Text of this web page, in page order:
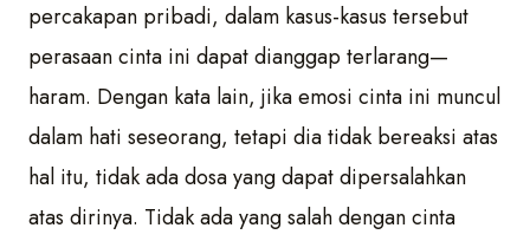
percakapan pribadi, dalam kasus-kasus tersebut
perasaan cinta ini dapat dianggap terlarang—
haram. Dengan kata lain, jika emosi cinta ini muncul
dalam hati seseorang, tetapi dia tidak bereaksi atas
hal itu, tidak ada dosa yang dapat dipersalahkan
atas dirinya. Tidak ada yang salah dengan cinta